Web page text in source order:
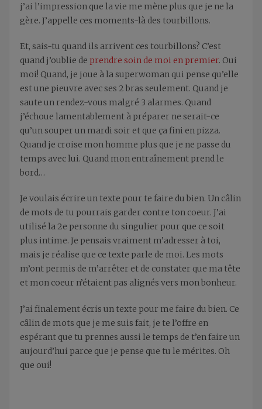
j’ai l’impression que la vie me mène plus que je ne la
gère. J’appelle ces moments-là des tourbillons.
Et, sais-tu quand ils arrivent ces tourbillons? C’est
quand j’oublie de prendre soin de moi en premier. Oui
moi! Quand, je joue à la superwoman qui pense qu’elle
est une pieuvre avec ses 2 bras seulement. Quand je
saute un rendez-vous malgré 3 alarmes. Quand
j’échoue lamentablement à préparer ne serait-ce
qu’un souper un mardi soir et que ça fini en pizza.
Quand je croise mon homme plus que je ne passe du
temps avec lui. Quand mon entraînement prend le
bord…
Je voulais écrire un texte pour te faire du bien. Un câlin
de mots de tu pourrais garder contre ton coeur. J’ai
utilisé la 2e personne du singulier pour que ce soit
plus intime. Je pensais vraiment m’adresser à toi,
mais je réalise que ce texte parle de moi. Les mots
m’ont permis de m’arrêter et de constater que ma tête
et mon coeur n’étaient pas alignés vers mon bonheur.
J’ai finalement écris un texte pour me faire du bien. Ce
câlin de mots que je me suis fait, je te l’offre en
espérant que tu prennes aussi le temps de t’en faire un
aujourd’hui parce que je pense que tu le mérites. Oh
que oui!